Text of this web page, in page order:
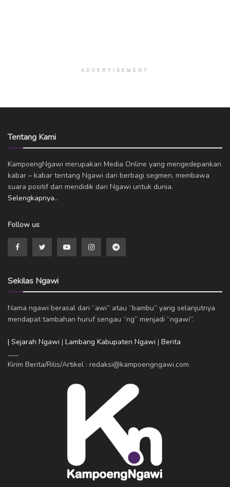
ADVERTISEMENT
Tentang Kami
KampoengNgawi merupakan Media Online yang mengedepankan
kabar – kabar tentang Ngawi dari berbagi segmen, membawa
suara positif dan mendidik dari Ngawi untuk dunia.
Selengkapnya..
Follow us
Sekilas Ngawi
Nama ngawi berasal dari “awi” atau “bambu” yang selanjutnya
mendapat tambahan huruf sengau “ng” menjadi “ngawi”.
| Sejarah Ngawi | Lambang Kabupaten Ngawi | Berita
Kirim Berita/Rilis/Artikel : redaksi@kampoengngawi.com